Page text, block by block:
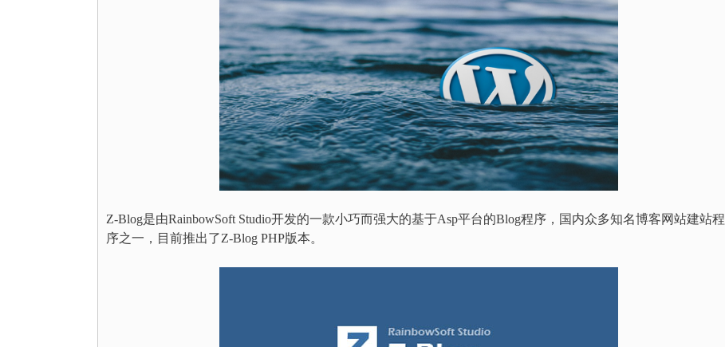
Z-Blog是由RainbowSoft Studio开发的一款小巧而强大的基于Asp平台的Blog程序，国内众多知名博客网站建站程
序之一，目前推出了Z-Blog PHP版本。